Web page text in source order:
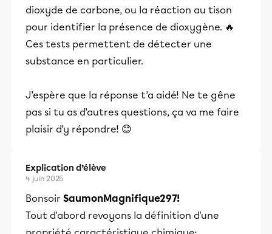
dioxyde de carbone, ou la réaction au tison
pour identifier la présence de dioxygène. 🔥
Ces tests permettent de détecter une
substance en particulier.
J’espère que la réponse t’a aidé! Ne te gêne
pas si tu as d’autres questions, ça va me faire
plaisir d’y répondre! 😊
Explication d’élève
4 juin 2025
Bonsoir SaumonMagnifique297!
Tout d'abord revoyons la définition d'une